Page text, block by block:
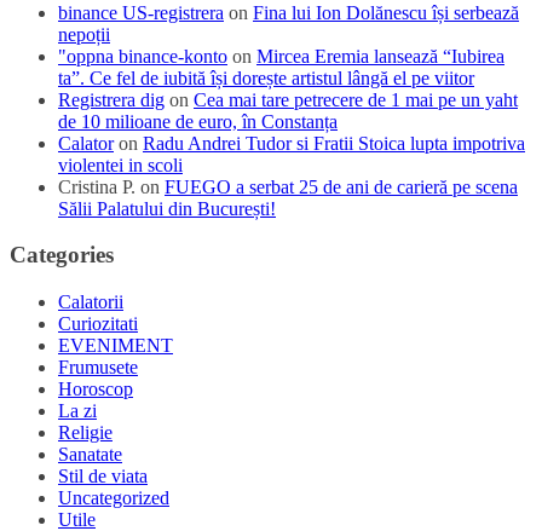
binance US-registrera on Fina lui Ion Dolănescu își serbează
nepoții
"oppna binance-konto on Mircea Eremia lansează “Iubirea
ta”. Ce fel de iubită își dorește artistul lângă el pe viitor
Registrera dig on Cea mai tare petrecere de 1 mai pe un yaht
de 10 milioane de euro, în Constanța
Calatoron Radu Andrei Tudor si Fratii Stoica lupta impotriva
violentei in scoli
Cristina P. on FUEGO a serbat 25 de ani de carieră pe scena
Sălii Palatului din București!
Categories
Calatorii
Curiozitati
EVENIMENT
Frumusete
Horoscop
La zi
Religie
Sanatate
Stil de viata
Uncategorized
Utile